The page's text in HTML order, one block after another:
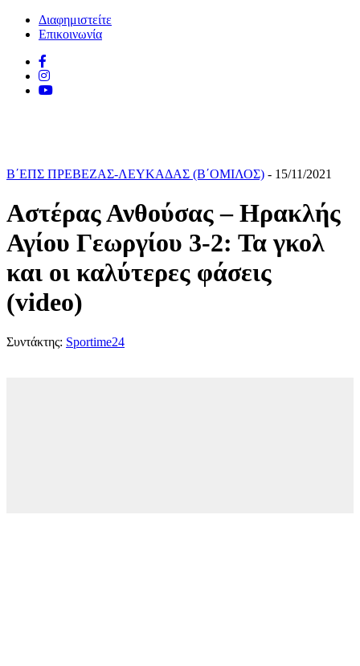
Διαφημιστείτε
Επικοινωνία
Β΄ΕΠΣ ΠΡΕΒΕΖΑΣ-ΛΕΥΚΑΔΑΣ (Β΄ΟΜΙΛΟΣ) - 15/11/2021
Αστέρας Ανθούσας – Ηρακλής
Αγίου Γεωργίου 3-2: Τα γκολ
και οι καλύτερες φάσεις
(video)
Συντάκτης: Sportime24